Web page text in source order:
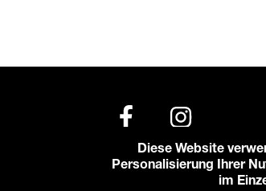
© 2026 Karlstorbahnhof
Diese Website
Personalisierung Ihrer
im